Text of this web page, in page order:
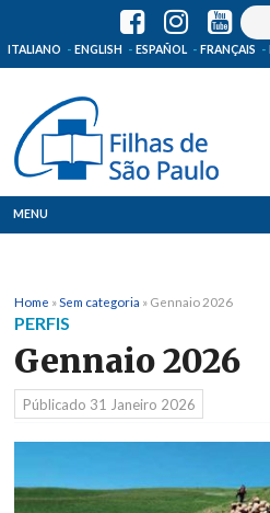
ITALIANO ENGLISH ESPAÑOL FRANÇAIS
MENU
Onde Estamos
Notícias
Recursos
Home » Sem categoria » Gennaio 2026
PERFIS
Gennaio 2026
Públicado 31 Janeiro 2026